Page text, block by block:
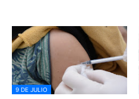
9 DE JULIO